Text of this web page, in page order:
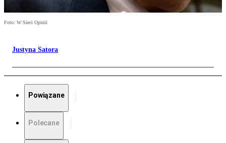
Foto: W Sieci Opinii
Justyna Satora
Powiązane
Polecane